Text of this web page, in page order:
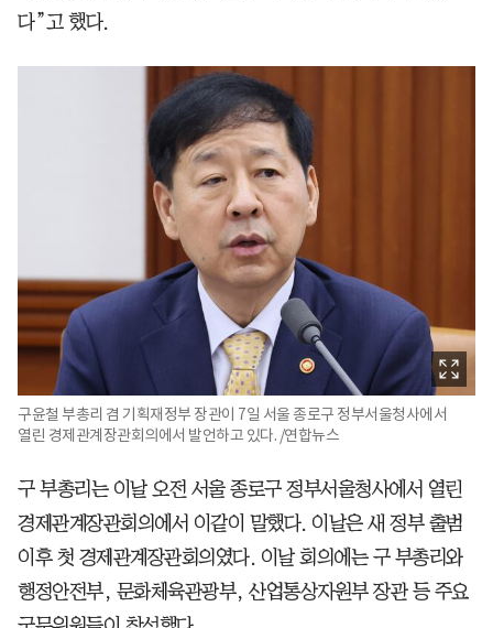
다”고 했다.
구윤철 부총리 겸 기획재정부 장관이 7일 서울 종로구 정부서울청사에서
열린 경제관계장관회의에서 발언하고 있다. /연합뉴스
구 부총리는 이날 오전 서울 종로구 정부서울청사에서 열린
경제관계장관회의에서 이같이 말했다. 이날은 새 정부 출범
이후 첫 경제관계장관회의였다. 이날 회의에는 구 부총리와
행정안전부, 문화체육관광부, 산업통상자원부 장관 등 주요